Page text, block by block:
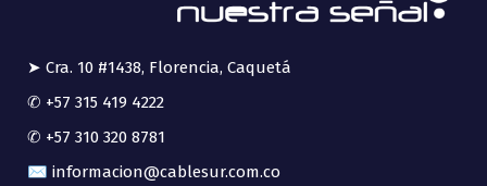
➤ Cra. 10 #1438, Florencia, Caquetá
✆ +57 315 419 4222
✆ +57 310 320 8781
✉ informacion@cablesur.com.co